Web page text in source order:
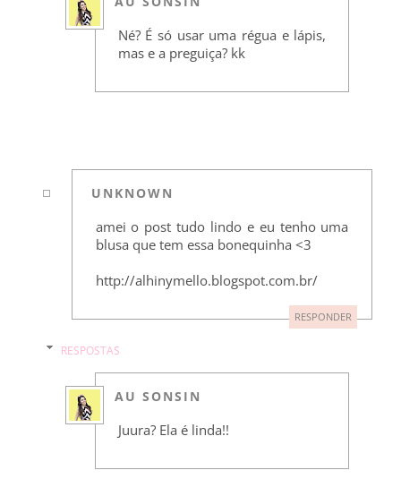
Né? É só usar uma régua e lápis,
mas e a preguiça? kk
UNKNOWN
amei o post tudo lindo e eu tenho uma
blusa que tem essa bonequinha <3
http://alhinymello.blogspot.com.br/
RESPONDER
RESPOSTAS
AU SONSIN
Juura? Ela é linda!!